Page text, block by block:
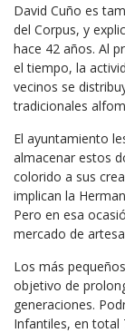
David Cuño es
del Corpus, y
hace 42 años. Al
el tiempo, la
vecinos se
tradicionales
El ayuntamiento
almacenar estos
colorido a sus
implican la
Pero en esa
mercado de
Los más
objetivo de
generaciones.
Infantiles, en total